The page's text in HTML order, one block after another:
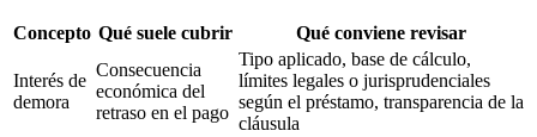
Concepto Qué suele cubrir Qué conviene revisar
Interés de
demora
Consecuencia
económica del
retraso en el pago
Tipo aplicado, base de cálculo,
límites legales o jurisprudenciales
según el préstamo, transparencia de la
cláusula